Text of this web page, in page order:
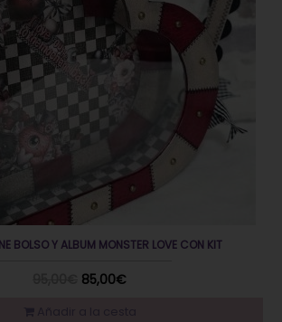
BOLSO Y ALBUM MONSTER LOVE CON KIT
85,00€